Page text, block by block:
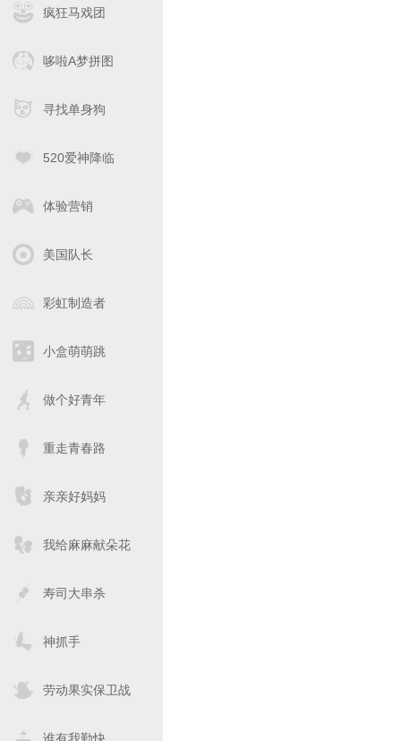
疯狂马戏团
哆啦A梦拼图
寻找单身狗
520爱神降临
体验营销
美国队长
彩虹制造者
小盒萌萌跳
做个好青年
重走青春路
亲亲好妈妈
我给麻麻献朵花
寿司大串杀
神抓手
劳动果实保卫战